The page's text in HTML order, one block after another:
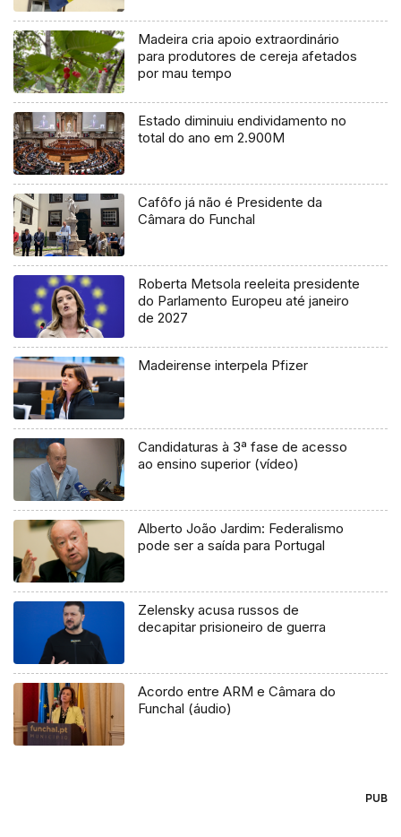
Madeira cria apoio extraordinário
para produtores de cereja afetados
por mau tempo
Estado diminuiu endividamento no
total do ano em 2.900M
Cafôfo já não é Presidente da
Câmara do Funchal
Roberta Metsola reeleita presidente
do Parlamento Europeu até janeiro
de 2027
Madeirense interpela Pfizer
Candidaturas à 3ª fase de acesso
ao ensino superior (vídeo)
Alberto João Jardim: Federalismo
pode ser a saída para Portugal
Zelensky acusa russos de
decapitar prisioneiro de guerra
Acordo entre ARM e Câmara do
Funchal (áudio)
PUB